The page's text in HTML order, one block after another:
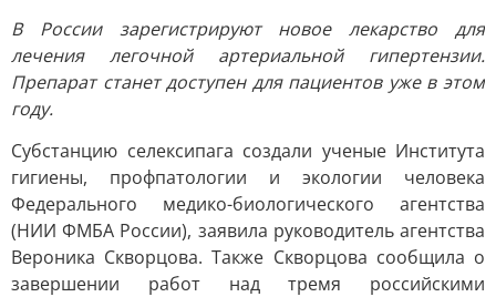
В России зарегистрируют новое лекарство для
лечения легочной артериальной гипертензии.
Препарат станет доступен для пациентов уже в этом
году.
Субстанцию селексипага создали ученые Института
гигиены, профпатологии и экологии человека
Федерального медико-биологического агентства
(НИИ ФМБА России), заявила руководитель агентства
Вероника Скворцова. Также Скворцова сообщила о
завершении работ над тремя российскими